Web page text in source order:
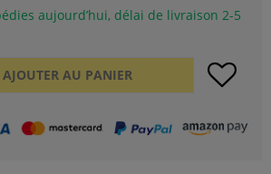
aujourd’hui, délai de livraison 2-5
AJOUTER AU PANIER